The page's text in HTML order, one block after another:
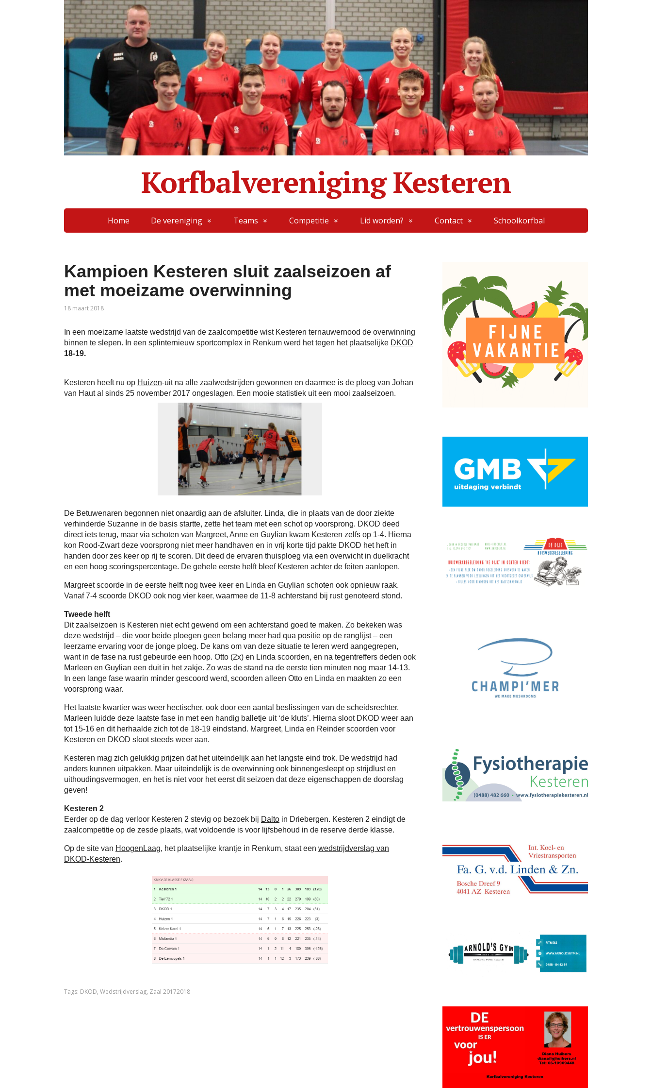
Korfbalvereniging Kesteren
Home De vereniging Teams Competitie Lid worden? Contact Schoolkorfbal
Kampioen Kesteren sluit zaalseizoen af
met moeizame overwinning
18 maart 2018
In een moeizame laatste wedstrijd van de zaalcompetitie wist Kesteren ternauwernood de overwinning
binnen te slepen. In een splinternieuw sportcomplex in Renkum werd het tegen het plaatselijke DKOD
18-19.
Kesteren heeft nu op Huizen-uit na alle zaalwedstrijden gewonnen en daarmee is de ploeg van Johan
van Haut al sinds 25 november 2017 ongeslagen. Een mooie statistiek uit een mooi zaalseizoen.
De Betuwenaren begonnen niet onaardig aan de afsluiter. Linda, die in plaats van de door ziekte
verhinderde Suzanne in de basis startte, zette het team met een schot op voorsprong. DKOD deed
direct iets terug, maar via schoten van Margreet, Anne en Guylian kwam Kesteren zelfs op 1-4. Hierna
kon Rood-Zwart deze voorsprong niet meer handhaven en in vrij korte tijd pakte DKOD het heft in
handen door zes keer op rij te scoren. Dit deed de ervaren thuisploeg via een overwicht in duelkracht
en een hoog scoringspercentage. De gehele eerste helft bleef Kesteren achter de feiten aanlopen.
Margreet scoorde in de eerste helft nog twee keer en Linda en Guylian schoten ook opnieuw raak.
Vanaf 7-4 scoorde DKOD ook nog vier keer, waarmee de 11-8 achterstand bij rust genoteerd stond.
Tweede helft
Dit zaalseizoen is Kesteren niet echt gewend om een achterstand goed te maken. Zo bekeken was
deze wedstrijd – die voor beide ploegen geen belang meer had qua positie op de ranglijst – een
leerzame ervaring voor de jonge ploeg. De kans om van deze situatie te leren werd aangegrepen,
want in de fase na rust gebeurde een hoop. Otto (2x) en Linda scoorden, en na tegentreffers deden ook
Marleen en Guylian een duit in het zakje. Zo was de stand na de eerste tien minuten nog maar 14-13.
In een lange fase waarin minder gescoord werd, scoorden alleen Otto en Linda en maakten zo een
voorsprong waar.
Het laatste kwartier was weer hectischer, ook door een aantal beslissingen van de scheidsrechter.
Marleen luidde deze laatste fase in met een handig balletje uit ‘de kluts’. Hierna sloot DKOD weer aan
tot 15-16 en dit herhaalde zich tot de 18-19 eindstand. Margreet, Linda en Reinder scoorden voor
Kesteren en DKOD sloot steeds weer aan.
Kesteren mag zich gelukkig prijzen dat het uiteindelijk aan het langste eind trok. De wedstrijd had
anders kunnen uitpakken. Maar uiteindelijk is de overwinning ook binnengesleept op strijdlust en
uithoudingsvermogen, en het is niet voor het eerst dit seizoen dat deze eigenschappen de doorslag
geven!
Kesteren 2
Eerder op de dag verloor Kesteren 2 stevig op bezoek bij Dalto in Driebergen. Kesteren 2 eindigt de
zaalcompetitie op de zesde plaats, wat voldoende is voor lijfsbehoud in de reserve derde klasse.
Op de site van HoogenLaag, het plaatselijke krantje in Renkum, staat een wedstrijdverslag van
DKOD-Kesteren.
Tags: DKOD, Wedstrijdverslag, Zaal 20172018